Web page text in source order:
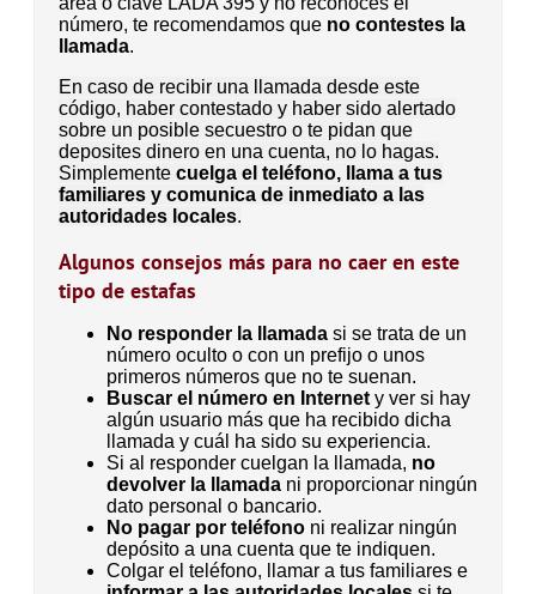
número, te recomendamos que no contestes la
llamada.
En caso de recibir una llamada desde este
código, haber contestado y haber sido alertado
sobre un posible secuestro o te pidan que
deposites dinero en una cuenta, no lo hagas.
Simplemente cuelga el teléfono, llama a tus
familiares y comunica de inmediato a las
autoridades locales.
Algunos consejos más para no caer en este
tipo de estafas
No responder la llamada si se trata de un
número oculto o con un prefijo o unos
primeros números que no te suenan.
Buscar el número en Internet y ver si hay
algún usuario más que ha recibido dicha
llamada y cuál ha sido su experiencia.
Si al responder cuelgan la llamada, no
devolver la llamada ni proporcionar ningún
dato personal o bancario.
No pagar por teléfono ni realizar ningún
depósito a una cuenta que te indiquen.
Colgar el teléfono, llamar a tus familiares e